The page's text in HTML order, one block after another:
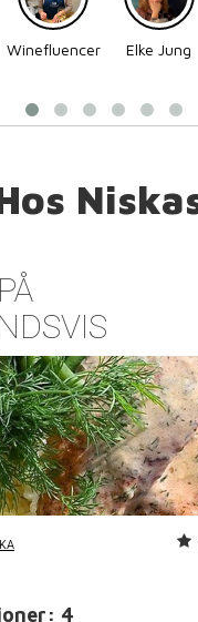
Winefluencer Elke Jung
4